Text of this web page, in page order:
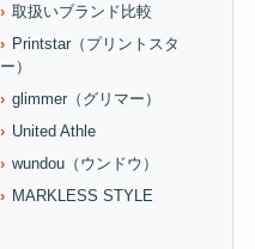
取扱いブランド比較
Printstar（プリントスタ
ー）
glimmer（グリマー）
United Athle
wundou（ウンドウ）
MARKLESS STYLE